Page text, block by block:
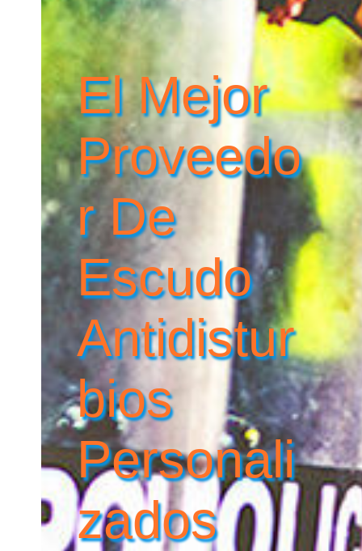
El Mejor
Proveedo
R De
Escudo
Antidistur
Bios
Personali
Zados